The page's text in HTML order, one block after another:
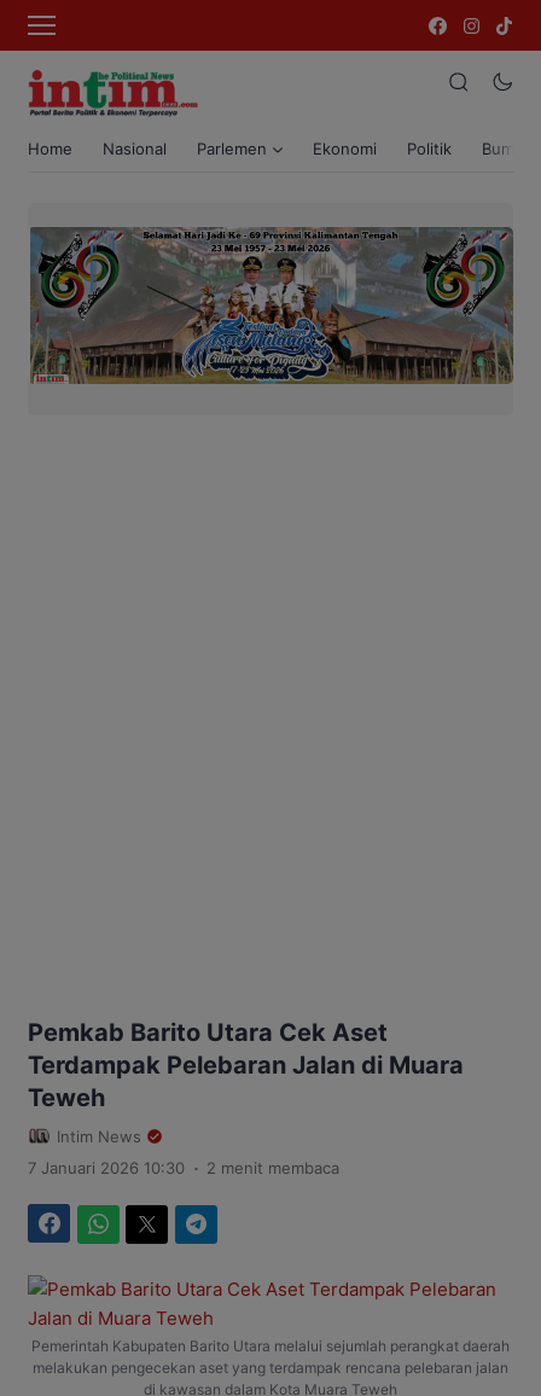
Home Nasional Parlemen Ekonomi Politik Bumi
Pemkab Barito Utara Cek Aset
Terdampak Pelebaran Jalan di Muara
Teweh
Intim News
7 Januari 2026 10:30 . 2 menit membaca
Pemerintah Kabupaten Barito Utara melalui sejumlah perangkat daerah
melakukan pengecekan aset yang terdampak rencana pelebaran jalan
di kawasan dalam Kota Muara Teweh